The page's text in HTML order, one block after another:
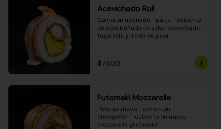
Acevichado Roll
Camarón apanado - palta - cubierto
en atún bañado en salsa acevichada,
togarashi y limón de pica
$7.600
Futomaki Mozzarella
Pollo apanado - pimentón -
champiñón - cubierto en queso
mozzarella gratinado